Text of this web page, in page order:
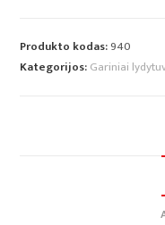
Produkto kodas:940
Kategorijos:Gariniai